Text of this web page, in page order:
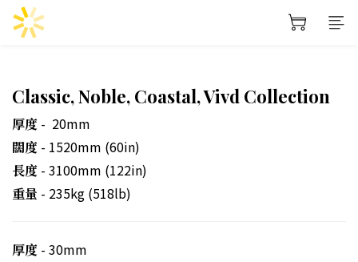
Classic, Noble, Coastal, Vivd Collection
厚度 - 20mm
闊度 - 1520mm (60in)
長度 - 3100mm (122in)
重量 - 235kg (518lb)
厚度 - 30mm